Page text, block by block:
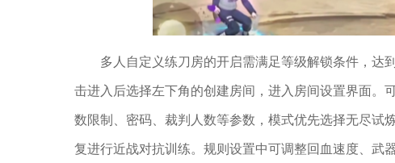
多人自定义练刀房的开启需满足等级解锁条件，达
击进入后选择左下角的创建房间，进入房间设置界面。
数限制、密码、裁判人数等参数，模式优先选择无尽试
复进行近战对抗训练。规则设置中可调整回血速度、武